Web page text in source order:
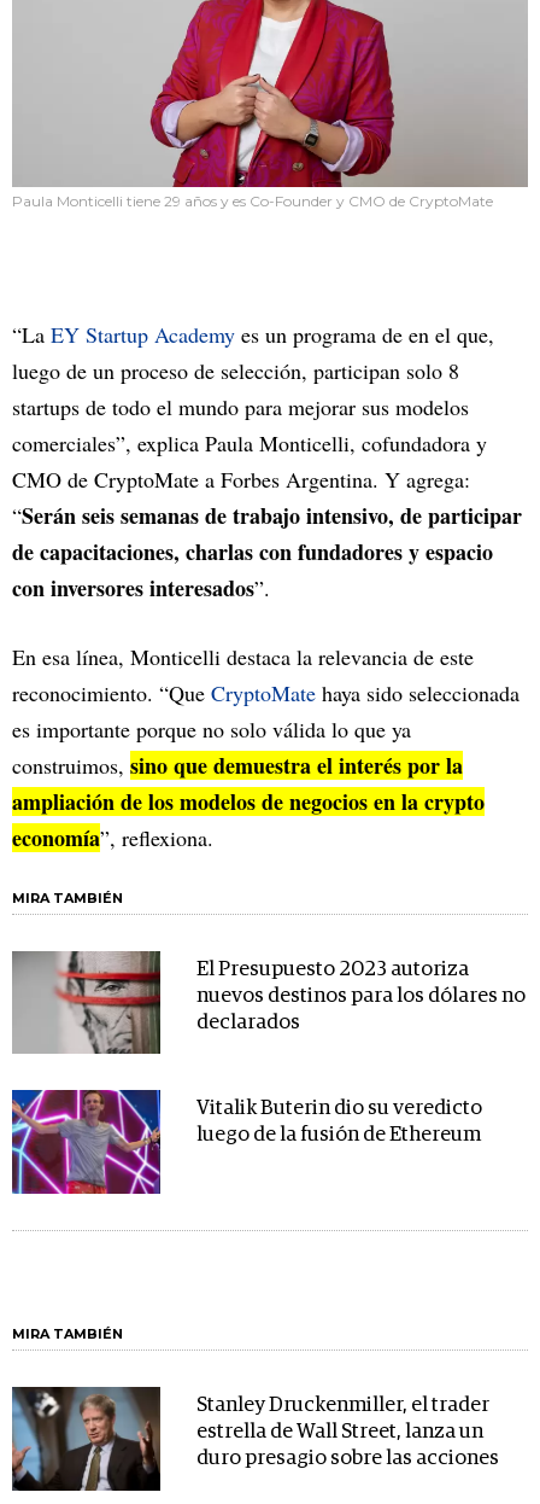
Paula Monticelli tiene 29 años y es Co-Founder y CMO de CryptoMate
“La EY Startup Academy es un programa de en el que,
luego de un proceso de selección, participan solo 8
startups de todo el mundo para mejorar sus modelos
comerciales”, explica Paula Monticelli, cofundadora y
CMO de CryptoMate a Forbes Argentina. Y agrega:
“Serán seis semanas de trabajo intensivo, de participar
de capacitaciones, charlas con fundadores y espacio
con inversores interesados”.
En esa línea, Monticelli destaca la relevancia de este
reconocimiento. “Que CryptoMate haya sido seleccionada
es importante porque no solo válida lo que ya
construimos, sino que demuestra el interés por la
ampliación de los modelos de negocios en la crypto
economía”, reflexiona.
MIRA TAMBIÉN
El Presupuesto 2023 autoriza
nuevos destinos para los dólares no
declarados
Vitalik Buterin dio su veredicto
luego de la fusión de Ethereum
MIRA TAMBIÉN
Stanley Druckenmiller, el trader
estrella de Wall Street, lanza un
duro presagio sobre las acciones